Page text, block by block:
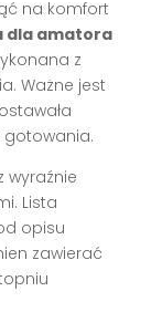
na komfort
dla amatora
z
Ważne jest
wyraźnie
Lista
opisu
zawierać